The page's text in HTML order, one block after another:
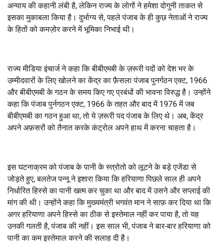
अन्याय की कहानी लंबी है,लेकिन राज्य के लोगों ने हमेशा दोगुनी ताकत से
इसका मुकाबला किया है। दुर्भाग्य से,पहले पंजाब के ही कुछ नेताओं ने राज्य
के हितों को कमज़ोर करने में भूमिका निभाई थी।
राज्य मीडिया इंचार्ज ने कहा कि बीबीएमबी के ज़रूरी पदों को देश भर के
उम्मीदवारों के लिए खोलने का केंद्र का फ़ैसला पंजाब पुनर्गठन एक्ट, 1966
और बीबीएमबी के गठन के समय किए गए प्रबंधों की भावना विरुद्ध है। उन्होंने
कहा कि पंजाब पुर्नगठन एक्ट, 1966 के तहत और बाद में 1976 में जब
बीबीएमबी का गठन हुआ था,तो ये ज़रूरी पद पंजाब के लिए थे। अब,केंद्र
अपने अफ़सरों को तैनात करके कंट्रोल अपने हाथ में करना चाहता है।
इस घटनाक्रम को पंजाब के पानी के स्त्रोतो को लूटने के बड़े एजेंडा से
जोड़ते हुए,बलतेज पन्नू ने इशारा किया कि हरियाणा पिछले साल ही अपने
निर्धारित हिस्से का पानी खत्म कर चुका था और बाद में उसने और सप्लाई की
मांग की थी। उन्होंने कहा कि मुख्यमंत्री भगवंत मान ने साफ़ कर दिया था कि
अगर हरियाणा अपने हिस्से का ठीक से इस्तेमाल नहीं कर पाया है,तो यह
उनकी गलती है,पंजाब की नहीं। इस साल भी,पंजाब ने बार-बार हरियाणा को
पानी का कम इस्तेमाल करने की सलाह दी है।